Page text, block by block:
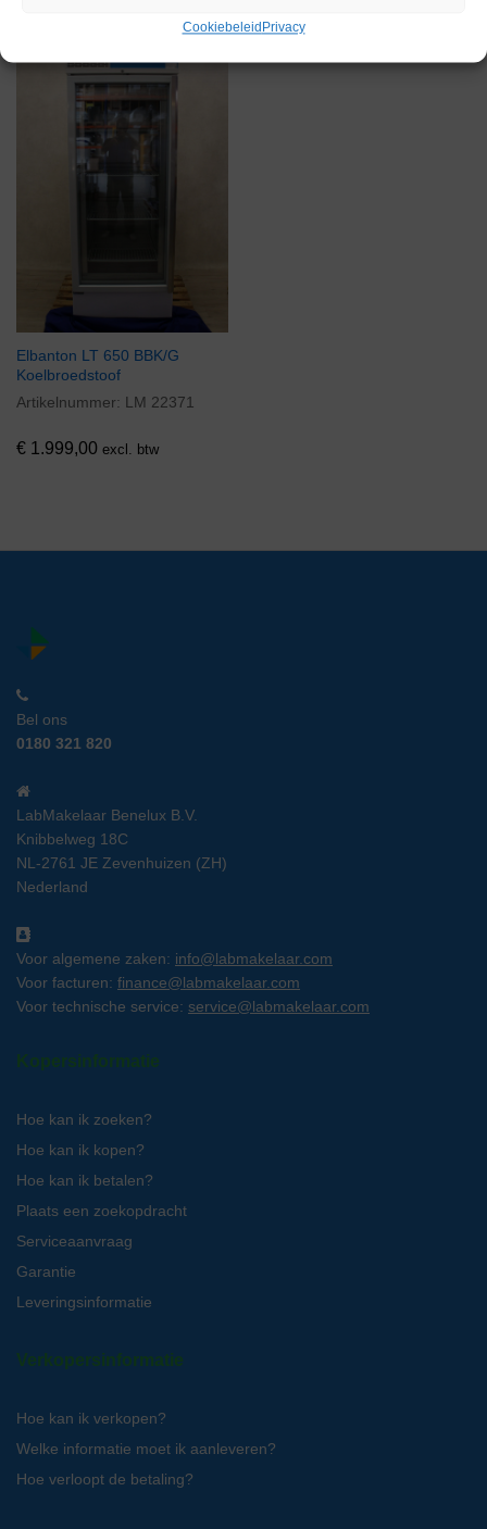
Cookiebeleid Privacy
Voorraad
Elbanton LT 650 BBK/G
Koelbroedstoof
Artikelnummer: LM 22371
€ 1.999,00 excl. btw
Bel ons
0180 321 820
LabMakelaar Benelux B.V.
Knibbelweg 18C
NL-2761 JE Zevenhuizen (ZH)
Nederland
Voor algemene zaken: info@labmakelaar.com
Voor facturen: finance@labmakelaar.com
Voor technische service: service@labmakelaar.com
Kopersinformatie
Hoe kan ik zoeken?
Hoe kan ik kopen?
Hoe kan ik betalen?
Plaats een zoekopdracht
Serviceaanvraag
Garantie
Leveringsinformatie
Verkopersinformatie
Hoe kan ik verkopen?
Welke informatie moet ik aanleveren?
Hoe verloopt de betaling?